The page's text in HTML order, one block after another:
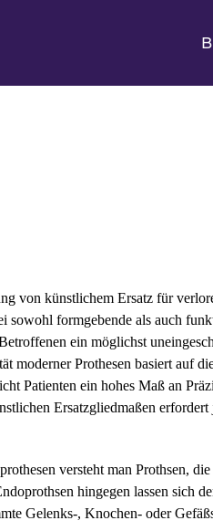
von künstlichem Ersatz für
sowohl formgebende als auch
ein möglichst
Prothesen basiert auf
Patienten ein hohes Maß an
Ersatzgliedmaßen
versteht man Prothsen,
hingegen lassen sich
Gelenks-, Knochen- oder